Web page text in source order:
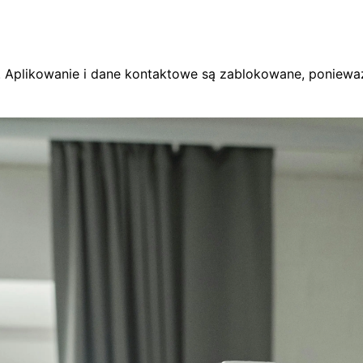
i dane kontaktowe są zablokowane,